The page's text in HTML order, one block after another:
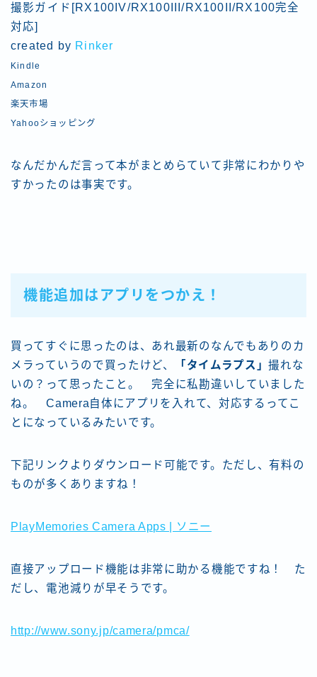
撮影ガイド[RX100IV/RX100III/RX100II/RX100完全
対応]
created by Rinker
Kindle
Amazon
楽天市場
Yahooショッピング
なんだかんだ言って本がまとめらていて非常にわかりや
すかったのは事実です。
機能追加はアプリをつかえ！
買ってすぐに思ったのは、あれ最新のなんでもありのカ
メラっていうので買ったけど、
「タイムラプス」撮れな
いの？って思ったこと。 完全に私勘違いしていました
ね。 Camera自体にアプリを入れて、対応するってこ
とになっているみたいです。
下記リンクよりダウンロード可能です。ただし、有料の
ものが多くありますね！
PlayMemories Camera Apps | ソニー
直接アップロード機能は非常に助かる機能ですね！ た
だし、電池減りが早そうです。
http://www.sony.jp/camera/pmca/